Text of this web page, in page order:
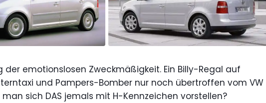
der emotionslosen Zweckmäßigkeit. Ein Billy-Regal auf
und Pampers-Bomber nur noch übertroffen vom VW
man sich DAS jemals mit H-Kennzeichen vorstellen?